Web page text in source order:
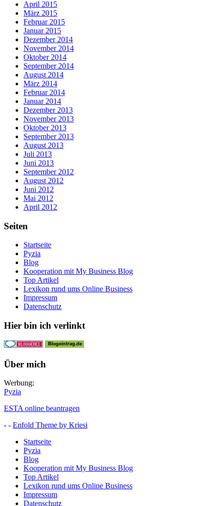
April 2015
März 2015
Februar 2015
Januar 2015
Dezember 2014
November 2014
Oktober 2014
September 2014
August 2014
März 2014
Februar 2014
Januar 2014
Dezember 2013
November 2013
Oktober 2013
September 2013
August 2013
Juli 2013
Juni 2013
September 2012
August 2012
Juni 2012
Mai 2012
April 2012
Seiten
Startseite
Pyzia
Blog
Kooperation mit My Business Blog
Top Artikel
Lexikon rund ums Online Business
Impressum
Datenschutz
Hier bin ich verlinkt
Über mich
Werbung:
Pyzia
ESTA online beantragen
- - Enfold Theme by Kriesi
Startseite
Pyzia
Blog
Kooperation mit My Business Blog
Top Artikel
Lexikon rund ums Online Business
Impressum
Datenschutz